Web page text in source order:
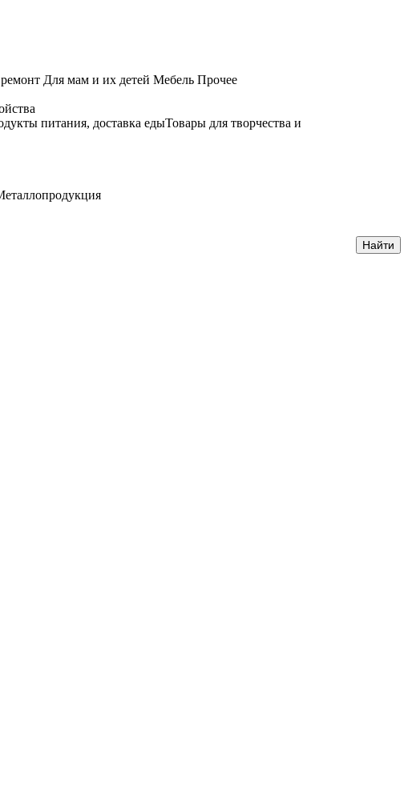
Для мам и их детей Мебель Прочее
питания, доставка едыТовары для творчества и